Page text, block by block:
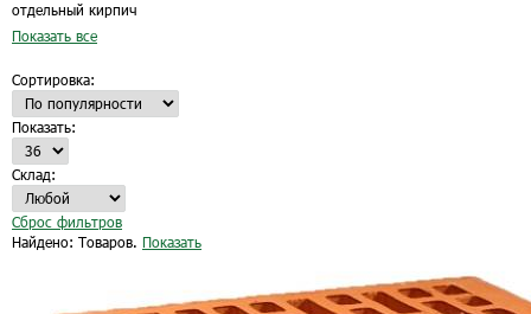
отдельный кирпич
Показать все
Сортировка:
Показать:
Склад:
Сброс фильтров
Найдено: Товаров. Показать